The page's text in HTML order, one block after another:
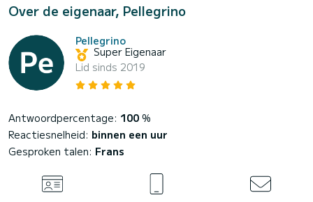
Over de eigenaar, Pellegrino
Pellegrino
Super Eigenaar
Lid sinds 2019
Antwoordpercentage: 100 %
Reactiesnelheid: binnen een uur
Gesproken talen: Frans